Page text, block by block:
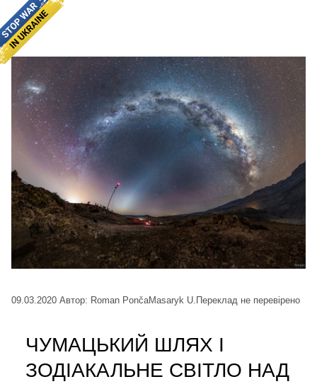
09.03.2020 Автор: Roman PončaMasaryk U. Переклад не перевірено
ЧУМАЦЬКИЙ ШЛЯХ І
ЗОДІАКАЛЬНЕ СВІТЛО НАД